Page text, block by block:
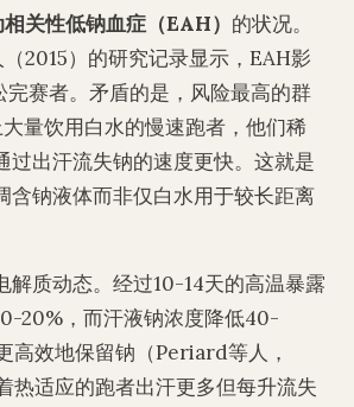
关性低钠血症（EAH） 的状况。
2015）的研究记录显示，EAH影
完赛者。矛盾的是，风险最高的群
量饮用白水的慢速跑者，他们稀
过出汗流失钠的速度更快。这就是
含钠液体而非仅白水用于较长距离
解质动态。经过10-14天的高温暴露
20%，而汗液钠浓度降低40-
高效地保留钠（Periard等人，
热适应的跑者出汗更多但每升流失